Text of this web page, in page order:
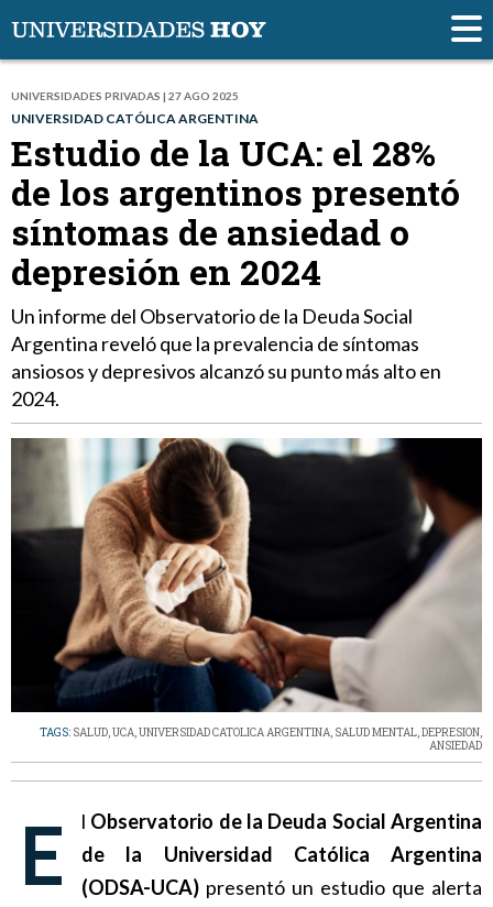
UNIVERSIDADES PRIVADAS | 27 AGO 2025
UNIVERSIDAD CATÓLICA ARGENTINA
Estudio de la UCA: el 28%
de los argentinos presentó
síntomas de ansiedad o
depresión en 2024
Un informe del Observatorio de la Deuda Social
Argentina reveló que la prevalencia de síntomas
ansiosos y depresivos alcanzó su punto más alto en
2024.
TAGS: SALUD,UCA,UNIVERSIDAD CATOLICA ARGENTINA, SALUD MENTAL,DEPRESION,
ANSIEDAD
El Observatorio de la Deuda Social Argentina
de la Universidad Católica Argentina
(ODSA-UCA) presentó un estudio que alerta